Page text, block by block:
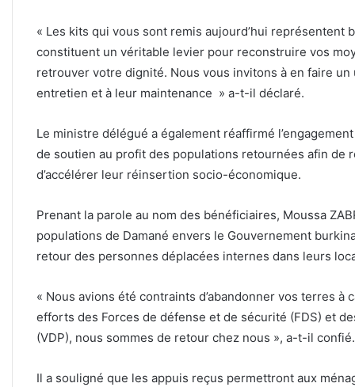
« Les kits qui vous sont remis aujourd’hui représentent
constituent un véritable levier pour reconstruire vos
retrouver votre dignité. Nous vous invitons à en faire
entretien et à leur maintenance » a-t-il déclaré.
Le ministre délégué a également réaffirmé
de soutien au profit des populations retournées afin de
d’accélérer leur réinsertion socio-économique.
Prenant la parole au nom des bénéficiaires, Moussa
populations de Damané envers le Gouvernement
retour des personnes déplacées internes dans leurs
« Nous avions été contraints d’abandonner vos terres à
efforts des Forces de défense et de sécurité (FDS) et
(VDP), nous sommes de retour chez nous », a-t-il confié.
Il a souligné que les appuis reçus permettront aux